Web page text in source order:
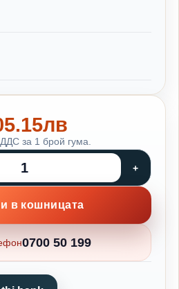
за 1 брой гума.
в кошницата
0700 50 199